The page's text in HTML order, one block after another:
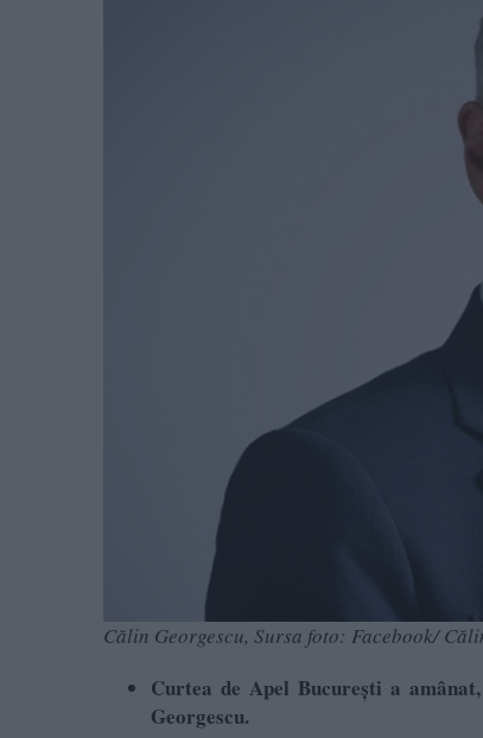
Călin Georgescu, Sursa foto: Facebook/
Curtea de Apel Bucureşti a
Georgescu.